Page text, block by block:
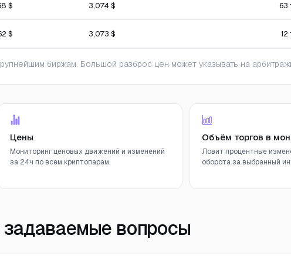
$ 3,074 $ 63
$ 3,073 $ 12
биржам. Большой разброс цен может указывать на
Цены
Мониторинг ценовых движений и изменений
за 24ч по всем криптопарам.
Объём торгов в
Ловит процентные
оборота за выбранный
задаваемые вопросы